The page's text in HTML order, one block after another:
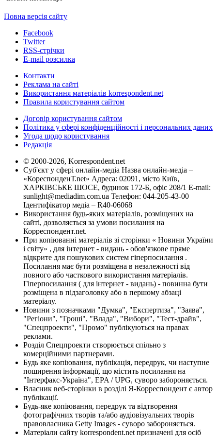
Повна версія сайту
Facebook
Twitter
RSS-стрічки
E-mail розсилка
Контакти
Реклама на сайті
Використання матеріалів korrespondent.net
Правила користування сайтом
Договір користування сайтом
Політика у сфері конфіденційності і персональних даних
Угода щодо користування
Редакція
© 2000-2026, Korrespondent.net
Суб'єкт у сфері онлайн-медіа Назва онлайн-медіа –
«КореспонденТ.net» Адреса: 02091, місто Київ,
ХАРКІВСЬКЕ ШОСЕ, будинок 172-Б, офіс 208/1 E-mail:
sunlight@mediadim.com.ua Телефон: 044-205-43-00
Ідентифікатор медіа – R40-06068
Використання будь-яких матеріалів, розміщених на
сайті, дозволяється за умови посилання на
Корреспондент.net.
При копіюванні матеріалів зі сторінки « Новини України
і світу» , для інтернет - видань - обов'язкове пряме
відкрите для пошукових систем гіперпосилання .
Посилання має бути розміщена в незалежності від
повного або часткового використання матеріалів.
Гіперпосилання ( для інтернет - видань) - повинна бути
розміщена в підзаголовку або в першому абзаці
матеріалу.
Новини з позначками "Думка", "Експертиза", "Заява",
"Регіони", "Гроші", "Влада", "Вибори", "Тест-драйв",
"Спецпроекти", "Промо" публікуються на правах
реклами.
Розділ Спецпроекти створюється спільно з
комерційними партнерами.
Будь яке копіювання, публікація, передрук, чи наступне
поширення інформації, що містить посилання на
"Інтерфакс-Україна", EPA / UPG, суворо забороняється.
Власник веб-сторінки в розділі Я-Корреспондент є автор
публікації.
Будь-яке копіювання, передрук та відтворення
фотографічних творів та/або аудіовізуальних творів
правовласника Getty Images - суворо забороняється.
Матеріали сайту korrespondent.net призначені для осіб